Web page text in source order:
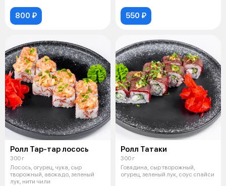
800 ₽ 550 ₽
Ролл Тар-тар лосось
300 г
Лосось, огурец, чука, сыр
творожный, авокадо, зеленый
лук, нити чили
Ролл Татаки
300 г
Говядина, сыр творожный,
огурец, зеленый лук, соус спайси